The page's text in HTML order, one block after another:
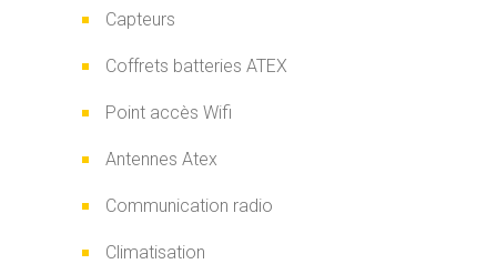
Capteurs
Coffrets batteries ATEX
Point accès Wifi
Antennes Atex
Communication radio
Climatisation